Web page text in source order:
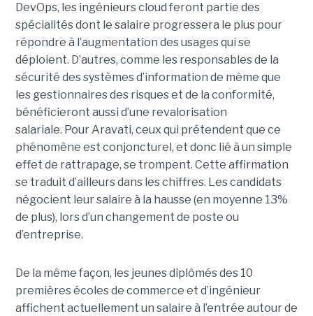
DevOps, les ingénieurs cloud feront partie des
spécialités dont le salaire progressera le plus pour
répondre à l’augmentation des usages qui se
déploient. D’autres, comme les responsables de la
sécurité des systèmes d’information de même que
les gestionnaires des risques et de la conformité,
bénéficieront aussi d’une revalorisation
salariale. Pour Aravati, ceux qui prétendent que ce
phénomène est conjoncturel, et donc lié à un simple
effet de rattrapage, se trompent. Cette affirmation
se traduit d’ailleurs dans les chiffres. Les candidats
négocient leur salaire à la hausse (en moyenne 13%
de plus), lors d’un changement de poste ou
d’entreprise.
De la même façon, les jeunes diplômés des 10
premières écoles de commerce et d’ingénieur
affichent actuellement un salaire à l’entrée autour de